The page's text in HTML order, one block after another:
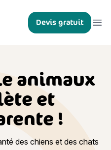
Devis gratuit
animaux
et
!
des chiens et des chats